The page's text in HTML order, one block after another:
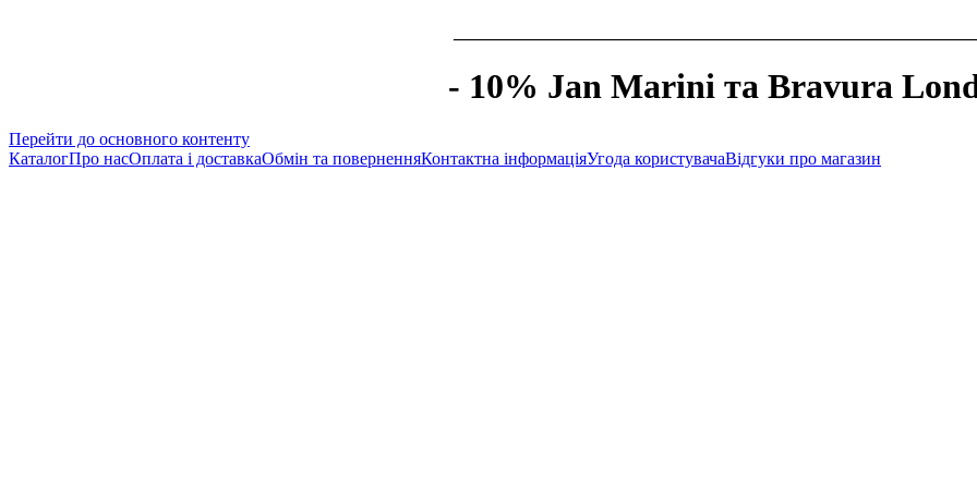
- 10% Jan Marini та Bravura
Перейти до основного контенту
КаталогПро насОплата і доставкаОбмін та поверненняКонтактна інформаціяУгода користувачаВідгуки про магазин